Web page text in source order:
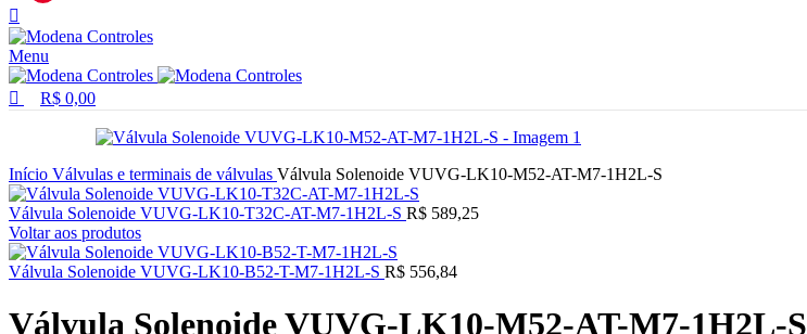
Menu
R$ 0,00
Início Válvulas e terminais de válvulas Válvula Solenoide VUVG-LK10-M52-AT-M7-1H2L-S
Válvula Solenoide VUVG-LK10-T32C-AT-M7-1H2L-S R$ 589,25
Voltar aos produtos
Válvula Solenoide VUVG-LK10-B52-T-M7-1H2L-S R$ 556,84
Válvula Solenoide VUVG-LK10-M52-AT-M7-1H2L-S